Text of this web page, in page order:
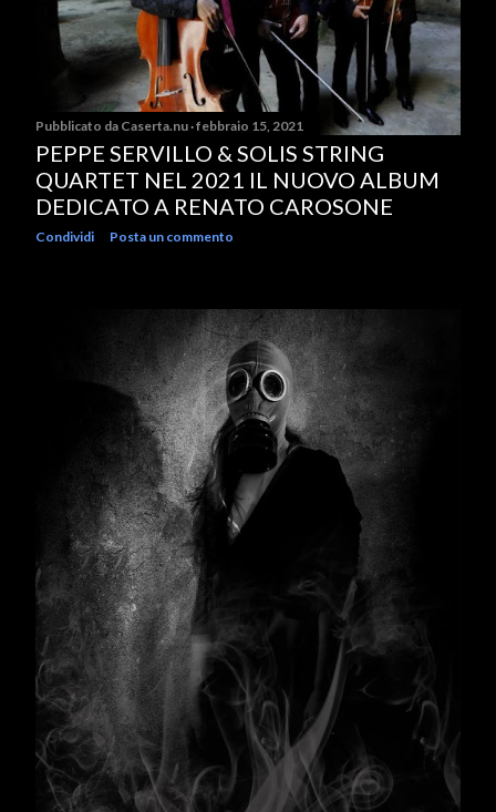
Pubblicato da Caserta.nu febbraio 15, 2021
PEPPE SERVILLO & SOLIS STRING
QUARTET NEL 2021 IL NUOVO ALBUM
DEDICATO A RENATO CAROSONE
Condividi Posta un commento